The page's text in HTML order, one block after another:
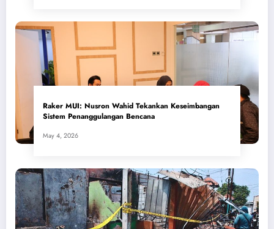
​Raker MUI: Nusron Wahid Tekankan Keseimbangan
Sistem Penanggulangan Bencana
May 4, 2026